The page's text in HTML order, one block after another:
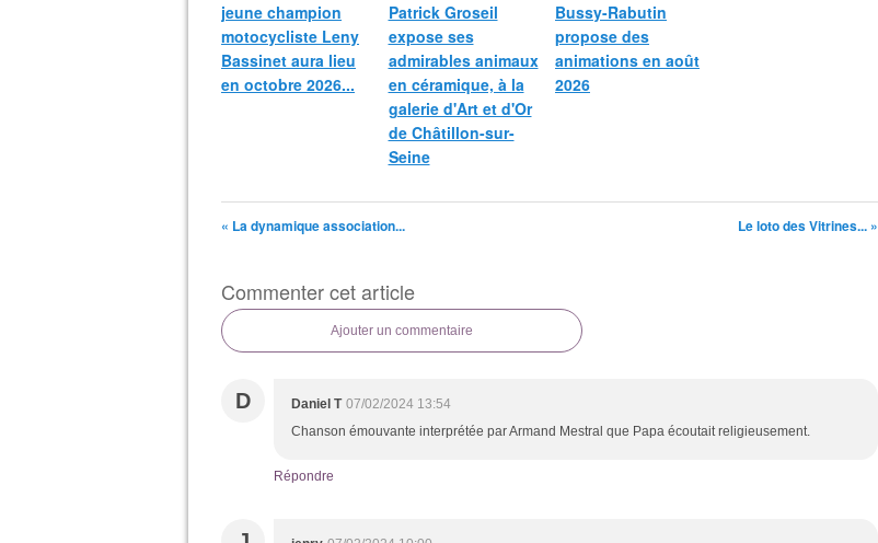
jeune champion
motocycliste Leny
Bassinet aura lieu
en octobre 2026...
Patrick Groseil
expose ses
admirables animaux
en céramique, à la
galerie d'Art et d'Or
de Châtillon-sur-
Seine
Bussy-Rabutin
propose des
animations en août
2026
« La dynamique association... Le loto des Vitrines... »
Commenter cet article
Ajouter un commentaire
D Daniel T 07/02/2024 13:54
Chanson émouvante interprétée par Armand Mestral que Papa écoutait religieusement.
Répondre